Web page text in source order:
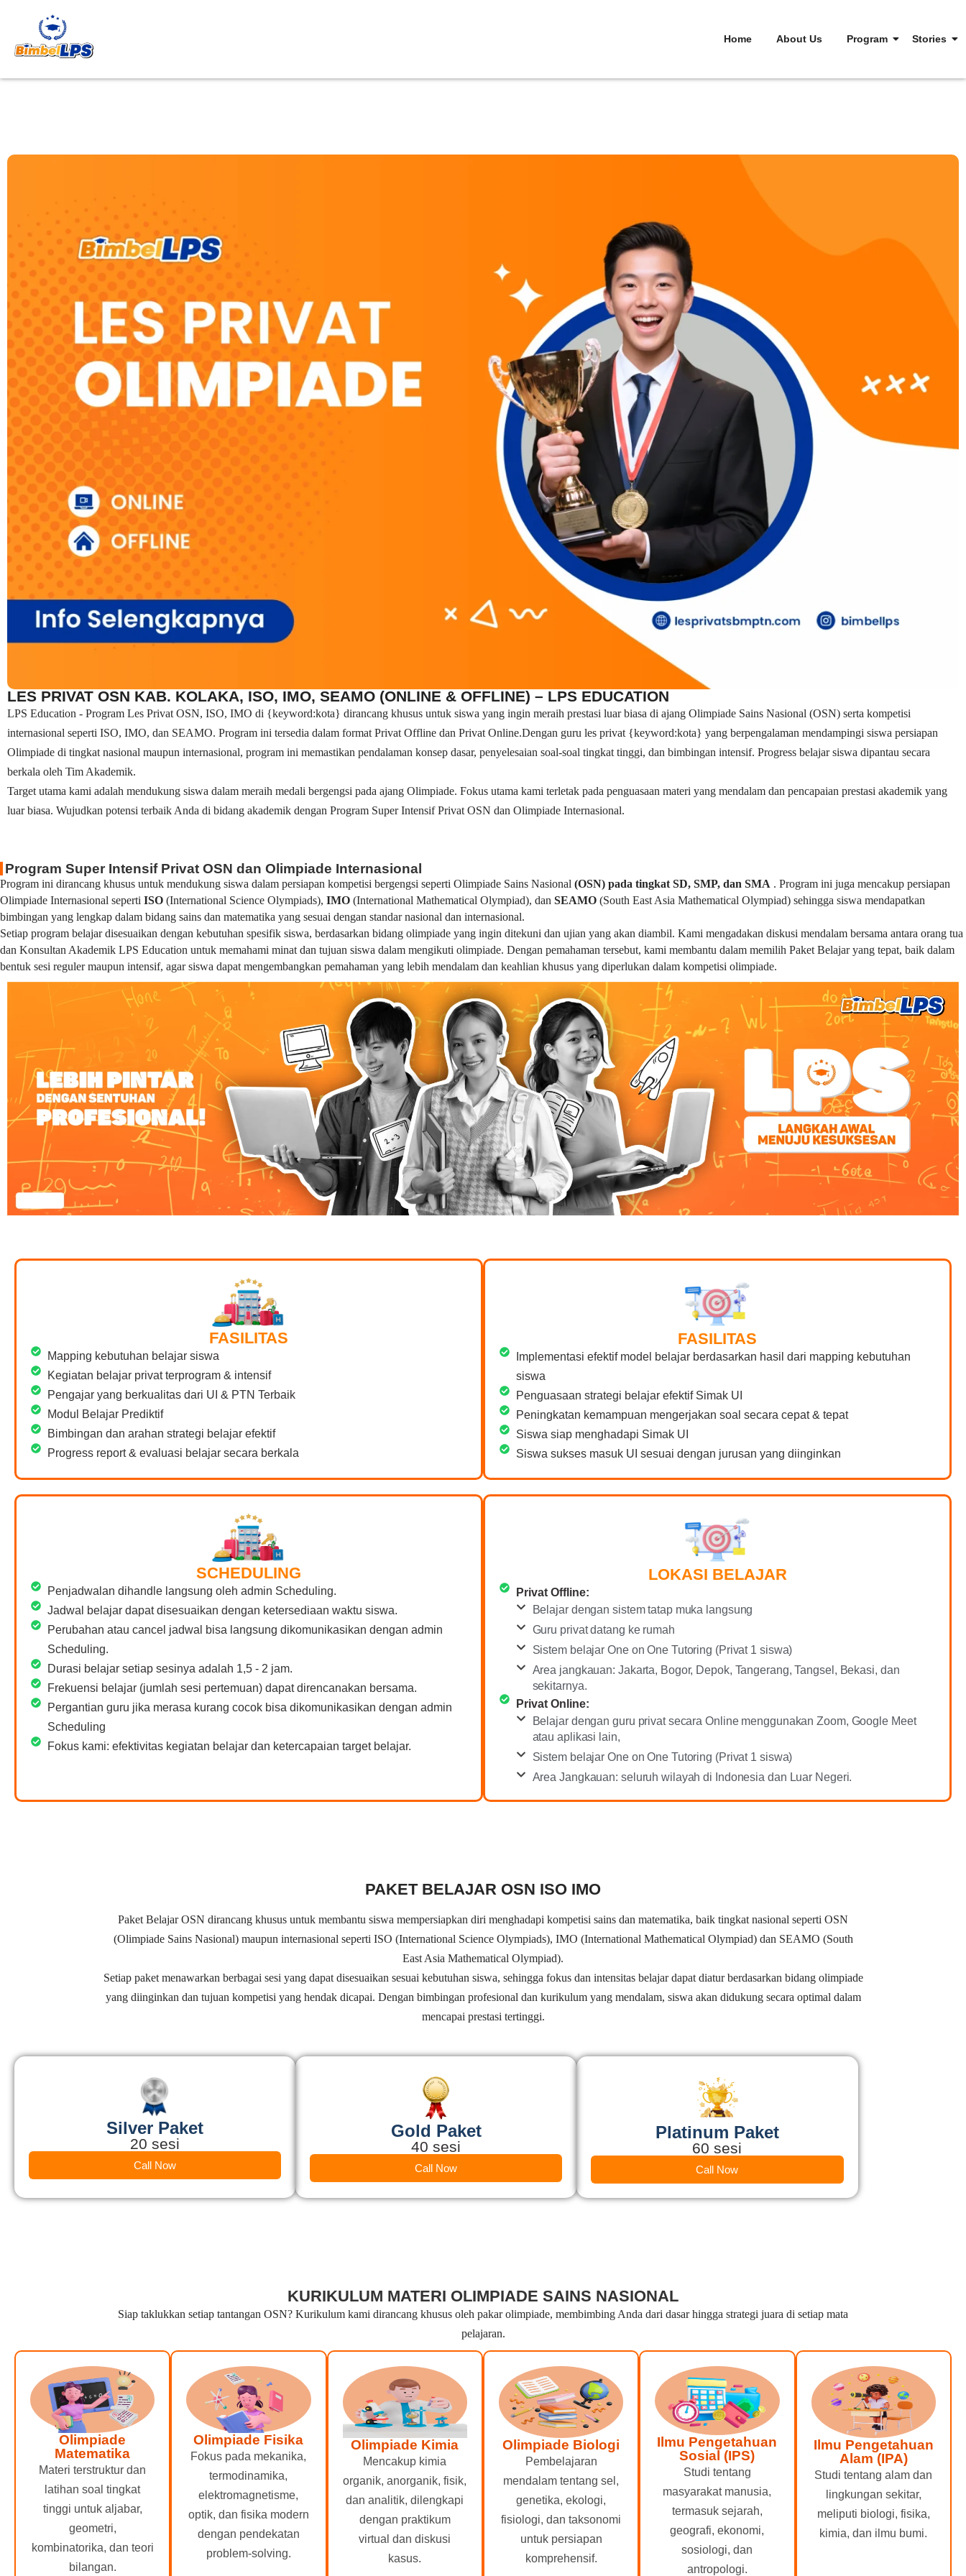
Home About Us Program Stories
LES PRIVAT OSN KAB. KOLAKA, ISO, IMO, SEAMO (ONLINE & OFFLINE) – LPS EDUCATION
LPS Education - Program Les Privat OSN, ISO, IMO di {keyword:kota} dirancang khusus untuk siswa yang ingin meraih prestasi luar biasa di ajang Olimpiade Sains Nasional (OSN) serta kompetisi
internasional seperti ISO, IMO, dan SEAMO. Program ini tersedia dalam format Privat Offline dan Privat Online.Dengan guru les privat {keyword:kota} yang berpengalaman mendampingi siswa persiapan
Olimpiade di tingkat nasional maupun internasional, program ini memastikan pendalaman konsep dasar, penyelesaian soal-soal tingkat tinggi, dan bimbingan intensif. Progress belajar siswa dipantau secara
berkala oleh Tim Akademik.
Target utama kami adalah mendukung siswa dalam meraih medali bergengsi pada ajang Olimpiade. Fokus utama kami terletak pada penguasaan materi yang mendalam dan pencapaian prestasi akademik yang
luar biasa. Wujudkan potensi terbaik Anda di bidang akademik dengan Program Super Intensif Privat OSN dan Olimpiade Internasional.
Program Super Intensif Privat OSN dan Olimpiade Internasional
Program ini dirancang khusus untuk mendukung siswa dalam persiapan kompetisi bergengsi seperti Olimpiade Sains Nasional (OSN) pada tingkat SD, SMP, dan SMA . Program ini juga mencakup persiapan
Olimpiade Internasional seperti ISO (International Science Olympiads), IMO (International Mathematical Olympiad), dan SEAMO (South East Asia Mathematical Olympiad) sehingga siswa mendapatkan
bimbingan yang lengkap dalam bidang sains dan matematika yang sesuai dengan standar nasional dan internasional.
Setiap program belajar disesuaikan dengan kebutuhan spesifik siswa, berdasarkan bidang olimpiade yang ingin ditekuni dan ujian yang akan diambil. Kami mengadakan diskusi mendalam bersama antara orang tua
dan Konsultan Akademik LPS Education untuk memahami minat dan tujuan siswa dalam mengikuti olimpiade. Dengan pemahaman tersebut, kami membantu dalam memilih Paket Belajar yang tepat, baik dalam
bentuk sesi reguler maupun intensif, agar siswa dapat mengembangkan pemahaman yang lebih mendalam dan keahlian khusus yang diperlukan dalam kompetisi olimpiade.
FASILITAS
Mapping kebutuhan belajar siswa
Kegiatan belajar privat terprogram & intensif
Pengajar yang berkualitas dari UI & PTN Terbaik
Modul Belajar Prediktif
Bimbingan dan arahan strategi belajar efektif
Progress report & evaluasi belajar secara berkala
FASILITAS
Implementasi efektif model belajar berdasarkan hasil dari mapping kebutuhan
siswa
Penguasaan strategi belajar efektif Simak UI
Peningkatan kemampuan mengerjakan soal secara cepat & tepat
Siswa siap menghadapi Simak UI
Siswa sukses masuk UI sesuai dengan jurusan yang diinginkan
SCHEDULING
Penjadwalan dihandle langsung oleh admin Scheduling.
Jadwal belajar dapat disesuaikan dengan ketersediaan waktu siswa.
Perubahan atau cancel jadwal bisa langsung dikomunikasikan dengan admin
Scheduling.
Durasi belajar setiap sesinya adalah 1,5 - 2 jam.
Frekuensi belajar (jumlah sesi pertemuan) dapat direncanakan bersama.
Pergantian guru jika merasa kurang cocok bisa dikomunikasikan dengan admin
Scheduling
Fokus kami: efektivitas kegiatan belajar dan ketercapaian target belajar.
LOKASI BELAJAR
Privat Offline:
Belajar dengan sistem tatap muka langsung
Guru privat datang ke rumah
Sistem belajar One on One Tutoring (Privat 1 siswa)
Area jangkauan: Jakarta, Bogor, Depok, Tangerang, Tangsel, Bekasi, dan
sekitarnya.
Privat Online:
Belajar dengan guru privat secara Online menggunakan Zoom, Google Meet
atau aplikasi lain,
Sistem belajar One on One Tutoring (Privat 1 siswa)
Area Jangkauan: seluruh wilayah di Indonesia dan Luar Negeri.
PAKET BELAJAR OSN ISO IMO
Paket Belajar OSN dirancang khusus untuk membantu siswa mempersiapkan diri menghadapi kompetisi sains dan matematika, baik tingkat nasional seperti OSN
(Olimpiade Sains Nasional) maupun internasional seperti ISO (International Science Olympiads), IMO (International Mathematical Olympiad) dan SEAMO (South
East Asia Mathematical Olympiad).
Setiap paket menawarkan berbagai sesi yang dapat disesuaikan sesuai kebutuhan siswa, sehingga fokus dan intensitas belajar dapat diatur berdasarkan bidang olimpiade
yang diinginkan dan tujuan kompetisi yang hendak dicapai. Dengan bimbingan profesional dan kurikulum yang mendalam, siswa akan didukung secara optimal dalam
mencapai prestasi tertinggi.
Silver Paket
20 sesi
Call Now
Gold Paket
40 sesi
Call Now
Platinum Paket
60 sesi
Call Now
KURIKULUM MATERI OLIMPIADE SAINS NASIONAL
Siap taklukkan setiap tantangan OSN? Kurikulum kami dirancang khusus oleh pakar olimpiade, membimbing Anda dari dasar hingga strategi juara di setiap mata
pelajaran.
Olimpiade
Matematika
Materi terstruktur dan
latihan soal tingkat
tinggi untuk aljabar,
geometri,
kombinatorika, dan teori
bilangan.
Olimpiade Fisika
Fokus pada mekanika,
termodinamika,
elektromagnetisme,
optik, dan fisika modern
dengan pendekatan
problem-solving.
Olimpiade Kimia
Mencakup kimia
organik, anorganik, fisik,
dan analitik, dilengkapi
dengan praktikum
virtual dan diskusi
kasus.
Olimpiade Biologi
Pembelajaran
mendalam tentang sel,
genetika, ekologi,
fisiologi, dan taksonomi
untuk persiapan
komprehensif.
Ilmu Pengetahuan
Sosial (IPS)
Studi tentang
masyarakat manusia,
termasuk sejarah,
geografi, ekonomi,
sosiologi, dan
antropologi.
Ilmu Pengetahuan
Alam (IPA)
Studi tentang alam dan
lingkungan sekitar,
meliputi biologi, fisika,
kimia, dan ilmu bumi.